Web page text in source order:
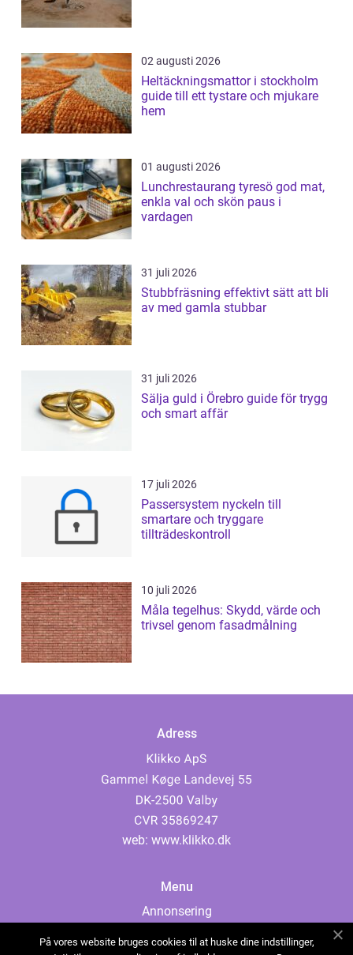
02 augusti 2026
Heltäckningsmattor i stockholm
guide till ett tystare och mjukare
hem
01 augusti 2026
Lunchrestaurang tyresö god mat,
enkla val och skön paus i
vardagen
31 juli 2026
Stubbfräsning effektivt sätt att bli
av med gamla stubbar
31 juli 2026
Sälja guld i Örebro guide för trygg
och smart affär
17 juli 2026
Passersystem nyckeln till
smartare och tryggare
tillträdeskontroll
10 juli 2026
Måla tegelhus: Skydd, värde och
trivsel genom fasadmålning
Adress
web: www.klikko.dk
Menu
Annonsering
På vores website bruges cookies til at huske dine indstillinger,